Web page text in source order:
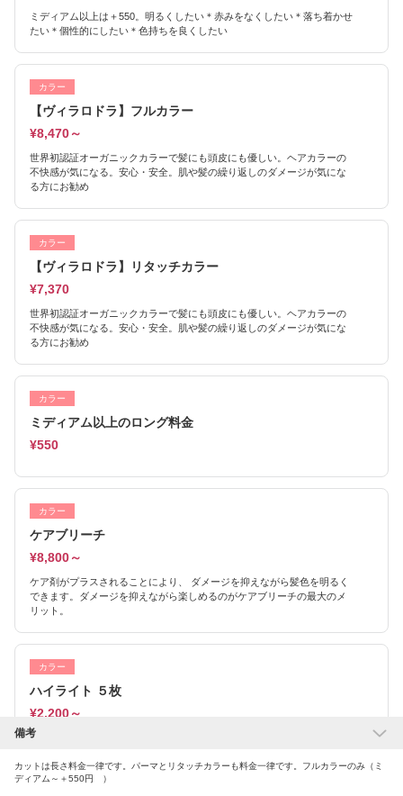
ミディアム以上は＋550。明るくしたい＊赤みをなくしたい＊落ち着かせ
たい＊個性的にしたい＊色持ちを良くしたい
カラー
【ヴィラロドラ】フルカラー
¥8,470～
世界初認証オーガニックカラーで髪にも頭皮にも優しい。ヘアカラーの
不快感が気になる。安心・安全。肌や髪の繰り返しのダメージが気にな
る方にお勧め
カラー
【ヴィラロドラ】リタッチカラー
¥7,370
世界初認証オーガニックカラーで髪にも頭皮にも優しい。ヘアカラーの
不快感が気になる。安心・安全。肌や髪の繰り返しのダメージが気にな
る方にお勧め
カラー
ミディアム以上のロング料金
¥550
カラー
ケアブリーチ
¥8,800～
ケア剤がプラスされることにより、 ダメージを抑えながら髪色を明るく
できます。ダメージを抑えながら楽しめるのがケアブリーチの最大のメ
リット。
カラー
ハイライト ５枚
¥2,200～
表面のみハイライト
備考
カットは長さ料金一律です。パーマとリタッチカラーも料金一律です。フルカラーのみ（ミ
ディアム～＋550円 ）